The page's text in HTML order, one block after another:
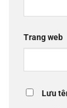
Trang web
Lưu